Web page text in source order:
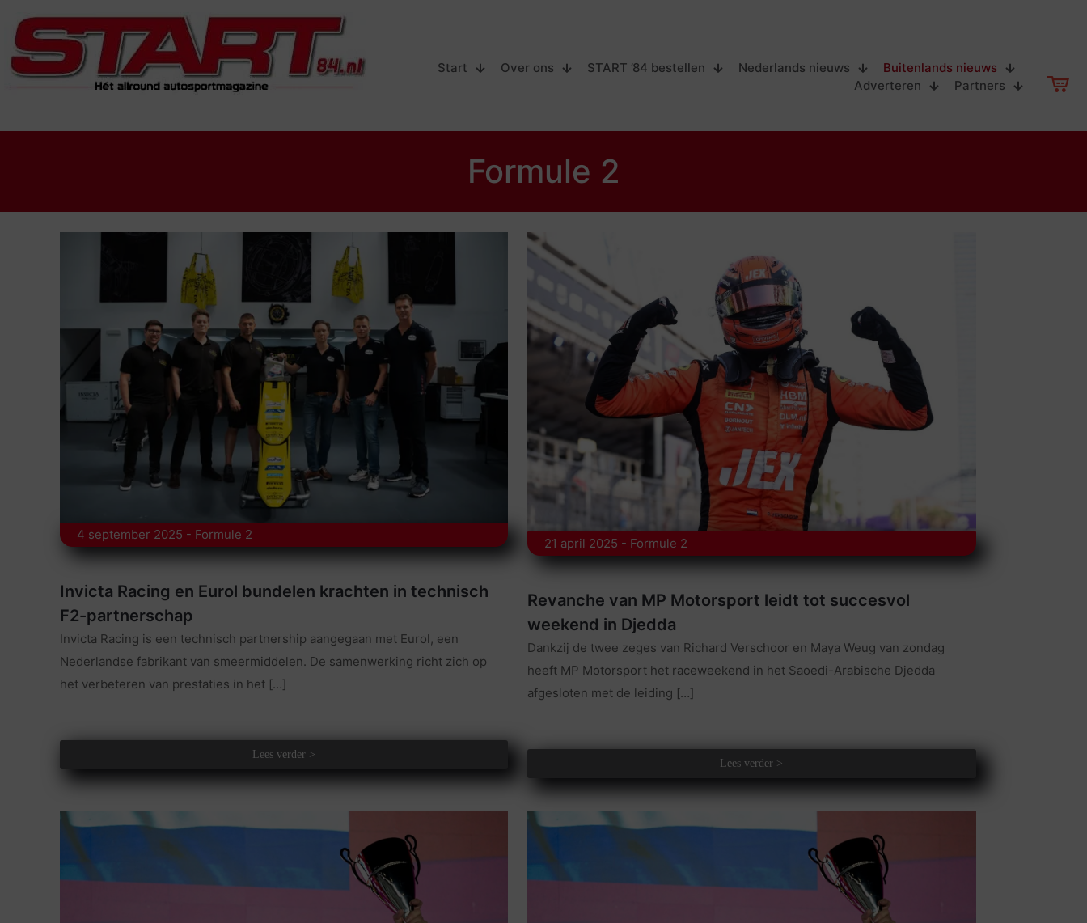
Start Over ons START ’84 bestellen Nederlands nieuws
Buitenlands nieuws
Adverteren
Partners
Formule 2
4 september 2025 - Formule 2
Invicta Racing en Eurol bundelen krachten in technisch
F2-partnerschap
Invicta Racing is een technisch partnership aangegaan met Eurol, een
Nederlandse fabrikant van smeermiddelen. De samenwerking richt zich op
het verbeteren van prestaties in het […]
Lees verder >
21 april 2025 - Formule 2
Revanche van MP Motorsport leidt tot succesvol
weekend in Djedda
Dankzij de twee zeges van Richard Verschoor en Maya Weug van zondag
heeft MP Motorsport het raceweekend in het Saoedi-Arabische Djedda
afgesloten met de leiding […]
Lees verder >